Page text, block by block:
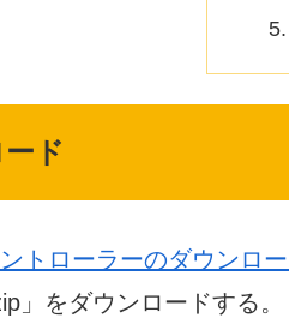
ド
トローラーのダウンロ
」をダウンロードする。